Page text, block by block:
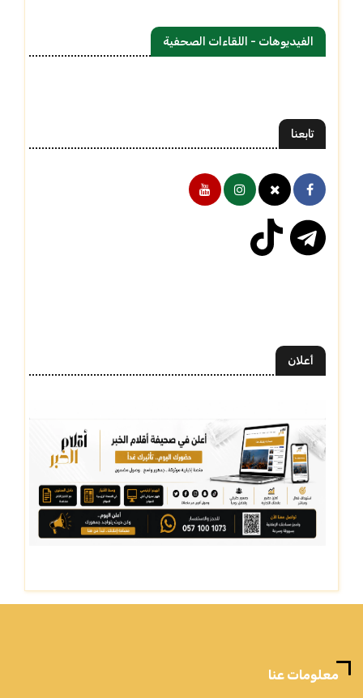
الفيديوهات - اللقاءات الصحفية
تابعنا
أعلان
معلومات عنا